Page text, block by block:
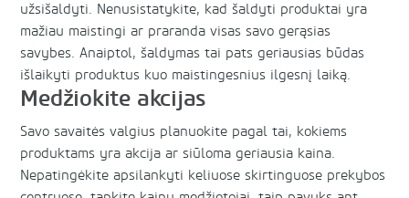
užsišaldyti. Nenusistatykite, kad šaldyti produktai yra
mažiau maistingi ar praranda visas savo gerąsias
savybes. Anaiptol, šaldymas tai pats geriausias būdas
išlaikyti produktus kuo maistingesnius ilgesnį laiką.
Medžiokite akcijas
Savo savaitės valgius planuokite pagal tai, kokiems
produktams yra akcija ar siūloma geriausia kaina.
Nepatingėkite apsilankyti keliuose skirtinguose prekybos